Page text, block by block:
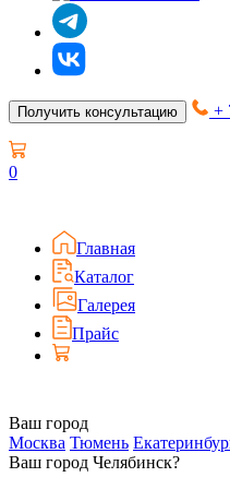
Получить консультацию +
0
Главная
Каталог
Галерея
Прайс
Ваш город
Москва Тюмень
Ваш город Челябинск?